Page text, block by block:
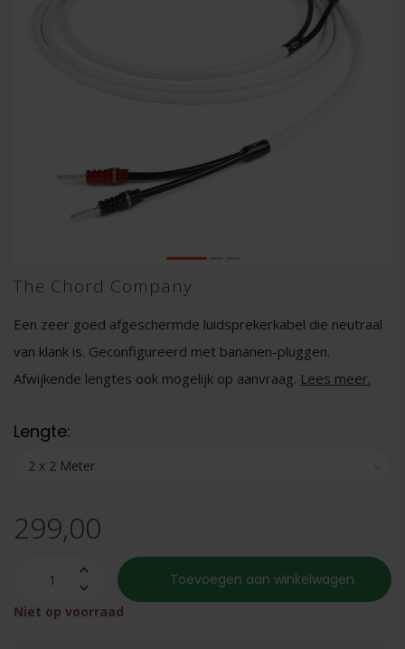
The Chord Company
Een zeer goed afgeschermde luidsprekerkabel die neutraal
van klank is. Geconfigureerd met bananen-pluggen.
Afwijkende lengtes ook mogelijk op aanvraag. Lees meer.
Lengte:
299,00
Toevoegen aan winkelwagen
Niet op voorraad